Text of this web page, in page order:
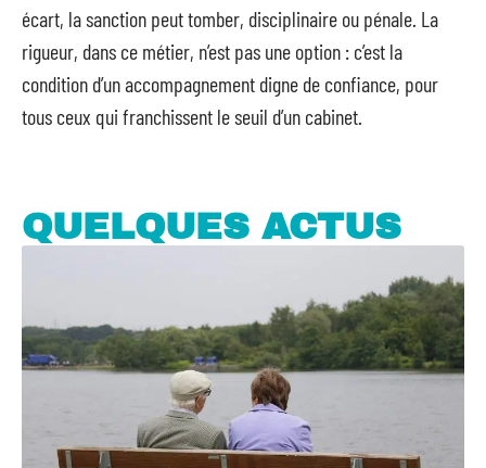
écart, la sanction peut tomber, disciplinaire ou pénale. La
rigueur, dans ce métier, n’est pas une option : c’est la
condition d’un accompagnement digne de confiance, pour
tous ceux qui franchissent le seuil d’un cabinet.
QUELQUES ACTUS